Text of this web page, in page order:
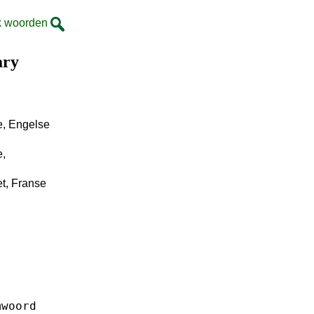
woorden
Engelse
Franse